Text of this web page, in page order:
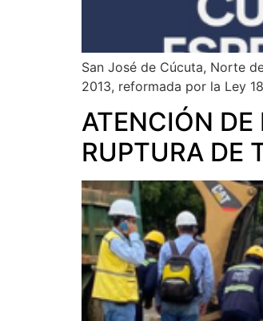
San José de Cúcuta, Norte
2013, reformada por la Ley
ATENCIÓN
RUPTURA DE